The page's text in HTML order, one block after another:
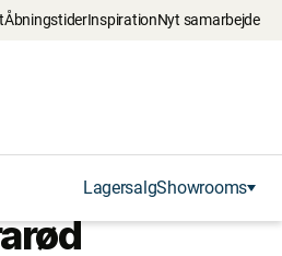
ÅbningstiderInspirationNyt samarbejde
LagersalgShowrooms